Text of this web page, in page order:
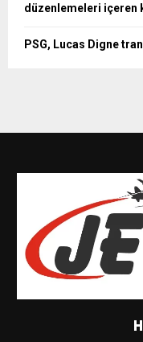
düzenlemeleri içeren
PSG, Lucas Digne